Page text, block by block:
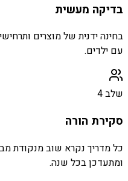
בדיקה מעשית
בחינה ידנית של מוצרים
עם ילדים.
שלב4
סקירת הורה
כל מדריך נקרא שוב מנקודת
ומתעדכן בכל שנה.